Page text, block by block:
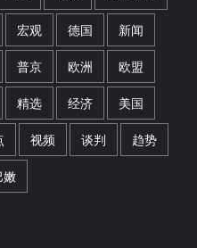
宏观 德国 新闻
普京 欧洲 欧盟
精选 经济 美国
视频 谈判 趋势
嫩